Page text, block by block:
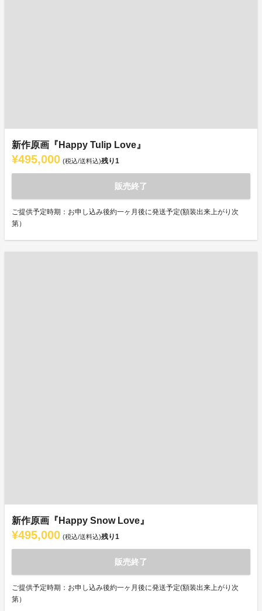
新作原画『Happy Tulip Love』
¥495,000 (税込/送料込)残り1
販売終了
ご提供予定時期：お申し込み後約一ヶ月後に発送予定(額装出来上がり次
第）
新作原画『Happy Snow Love』
¥495,000 (税込/送料込)残り1
販売終了
ご提供予定時期：お申し込み後約一ヶ月後に発送予定(額装出来上がり次
第）